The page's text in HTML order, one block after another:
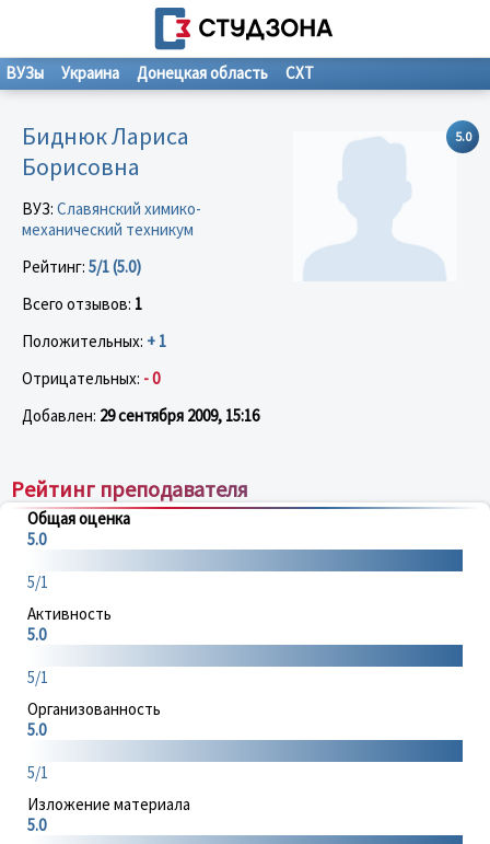
ВУЗы Украина Донецкая область СХТ
5.0
Биднюк Лариса
Борисовна
ВУЗ: Славянский химико-
механический техникум
Рейтинг: 5/1 (5.0)
Всего отзывов: 1
Положительных: + 1
Отрицательных: - 0
Добавлен: 29 сентября 2009, 15:16
Рейтинг преподавателя
Общая оценка
5.0
5/1
Активность
5.0
5/1
Организованность
5.0
5/1
Изложение материала
5.0